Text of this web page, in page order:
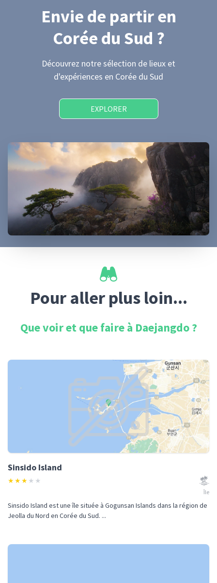
Envie de partiren
Corée du Sud ?
Découvrez notre sélection de lieux et
d'expériences en Corée du Sud
EXPLORER
Pour aller plus loin...
Que voir et que faire à Daejangdo?
Sinsido Island
★★★ ★ ★
Île
Sinsido Island est une île située à Gogunsan Islands dans la région de
Jeolla du Nord en Corée du Sud. ...